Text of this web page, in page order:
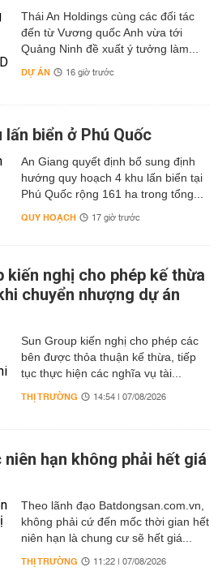
Thái An Holdings cùng các đối tác
đến từ Vương quốc Anh vừa tới
Quảng Ninh đề xuất ý tưởng làm...
DỰ ÁN 16 giờ trước
lấn biển ở Phú Quốc
An Giang quyết định bổ sung định
hướng quy hoạch 4 khu lấn biển tại
Phú Quốc rộng 161 ha trong tổng...
QUY HOẠCH 17 giờ trước
kiến nghị cho phép kế thừa
chuyển nhượng dự án
Sun Group kiến nghị cho phép các
bên được thỏa thuận kế thừa, tiếp
tục thực hiện các nghĩa vụ tài...
THỊ TRƯỜNG 14:54 | 07/08/2026
hạn không phải hết giá
Theo lãnh đạo Batdongsan.com.vn,
không phải cứ đến mốc thời gian hết
niên hạn là chung cư sẽ hết giá...
THỊ TRƯỜNG 11:22 | 07/08/2026